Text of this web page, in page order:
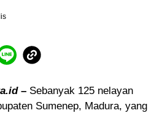
– Sebanyak 125 nelayan
Sumenep, Madura, yang